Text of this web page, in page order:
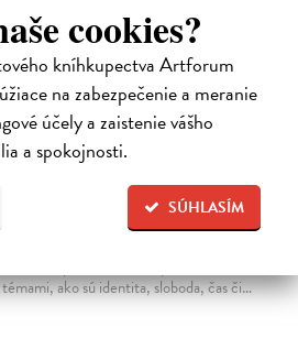
cookies?
kníhkupectva Artforum
na zabezpečenie a meranie
účely a zaistenie vášho
a spokojnosti.
SÚHLASÍM
ako sú identita, sloboda, čas či…